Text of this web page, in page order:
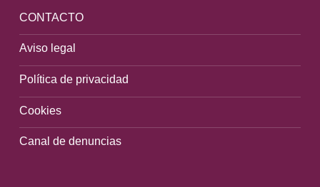
CONTACTO
Aviso legal
Política de privacidad
Cookies
Canal de denuncias